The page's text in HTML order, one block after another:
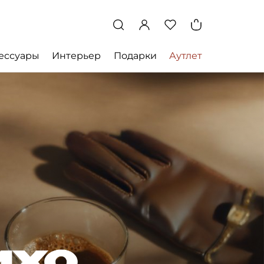
Интерьер Подарки Аутлет